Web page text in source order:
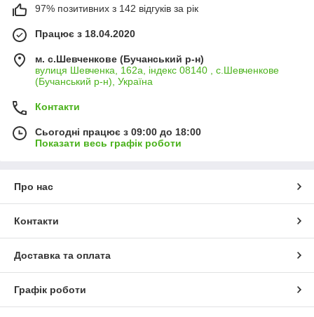
97% позитивних з 142 відгуків за рік
Працює з 18.04.2020
м. с.Шевченкове (Бучанський р-н)
вулиця Шевченка, 162а, індекс 08140 , с.Шевченкове
(Бучанський р-н), Україна
Контакти
Сьогодні працює з 09:00 до 18:00
Показати весь графік роботи
Про нас
Контакти
Доставка та оплата
Графік роботи